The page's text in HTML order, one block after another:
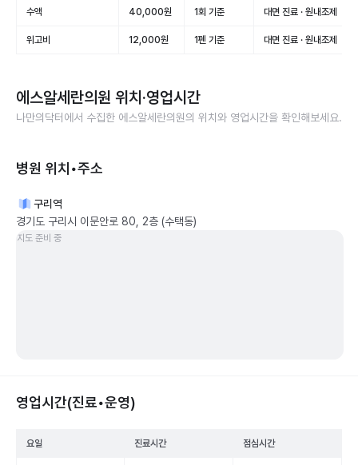
수액 40,000원 1회 기준 대면 진료 · 원내조제
위고비 12,000원 1펜 기준 대면 진료 · 원내조제
에스알세란의원 위치·영업시간
나만의닥터에서 수집한 에스알세란의원의 위치와 영업시간을 확인해보세요.
병원 위치•주소
구리역
경기도 구리시 이문안로 80, 2층 (수택동)
지도 준비 중
영업시간(진료•운영)
요일 진료시간 점심시간